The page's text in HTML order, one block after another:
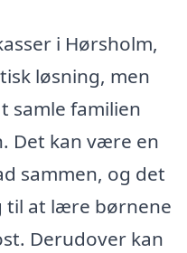
i Hørsholm,
løsning, men
samle familien
Det kan være en
sammen, og det
til at lære børnene
Derudover kan